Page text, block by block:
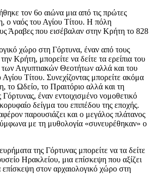
τον 6ο αιώνα μια από τις πρώτες
ο ναός του Αγίου Τίτου. Η πόλη
Άραβες που εισέβαλαν στην Κρήτη το 828
χώρο στη Γόρτυνα, έναν από τους
Κρήτη, μπορείτε να δείτε τα ερείπια του
Αιγυπτιακών Θεοτήτων αλλά και του
Αγίου Τίτου. Συνεχίζοντας μπορείτε ακόμα
το Ωδείο, το Πραιτόριο αλλά και τη
έναν εντοιχισμένο νομοθετικό
δείγμα του επιπέδου της εποχής.
παρουσιάζει και ο μεγάλος πλάτανος
με τη μυθολογία «συνευρέθηκαν» ο
της Γόρτυνας μπορείτε να τα δείτε
Ηρακλείου, μια επίσκεψη που αξίζει
στον αρχαιολογικό χώρο στη